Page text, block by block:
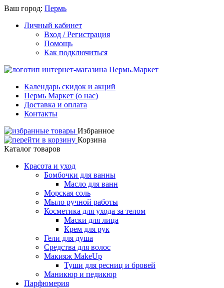
Ваш город: Пермь
Личный кабинет
Вход / Регистрация
Помощь
Как подключиться
Календарь скидок и акций
Пермь Маркет (о нас)
Доставка и оплата
Контакты
Избранное
Корзина
Каталог товаров
Красота и уход
Бомбочки для ванны
Масло для ванн
Морская соль
Мыло ручной работы
Косметика для ухода за телом
Маски для лица
Крем для рук
Гели для душа
Средства для волос
Макияж MakeUp
Туши для ресниц и бровей
Маникюр и педикюр
Парфюмерия